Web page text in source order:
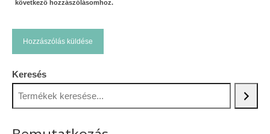
következő hozzászólásomhoz.
Keresés